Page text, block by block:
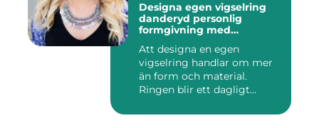
Designa egen vigselring
danderyd personlig
formgivning med
Att designa en egen
vigselring handlar om mer
än form och material.
Ringen blir ett dagligt